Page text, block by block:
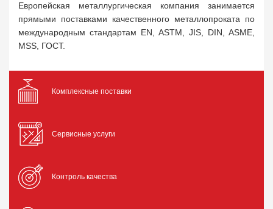
Европейская металлургическая компания занимается
прямыми поставками качественного металлопроката по
международным стандартам EN, ASTM, JIS, DIN, ASME,
MSS, ГОСТ.
Комплексные поставки
Сервисные услуги
Контроль качества